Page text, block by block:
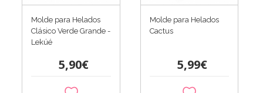
Molde para Helados
Clásico Verde Grande -
Lekúé
5,90€
Molde para Helados
Cactus
5,99€